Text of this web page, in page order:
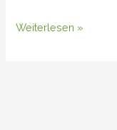
Weiterlesen »